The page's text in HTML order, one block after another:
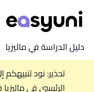
دليل الدراسة في ماليزيا
تحذير: نود
الرئيسي في